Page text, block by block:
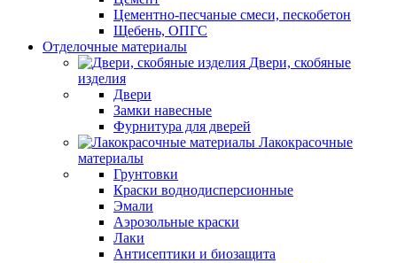
Цементно-песчаные смеси, пескобетон
Щебень, ОПГС
Отделочные материалы
Двери, скобяные
изделия
Двери
Замки навесные
Фурнитура для дверей
Лакокрасочные
материалы
Грунтовки
Краски воднодисперсионные
Эмали
Аэрозольные краски
Лаки
Антисептики и биозащита